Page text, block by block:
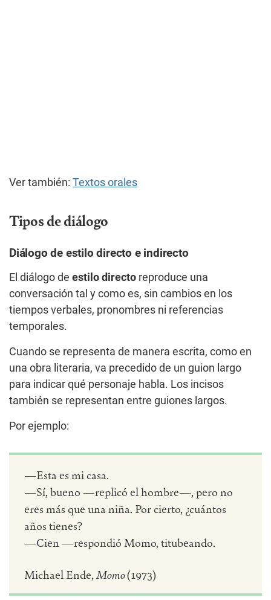
Ver también: Textos orales
Tipos de diálogo
Diálogo de estilo directo e indirecto
El diálogo de estilo directo reproduce una
conversación tal y como es, sin cambios en los
tiempos verbales, pronombres ni referencias
temporales.
Cuando se representa de manera escrita, como en
una obra literaria, va precedido de un guion largo
para indicar qué personaje habla. Los incisos
también se representan entre guiones largos.
Por ejemplo:
—Esta es mi casa.
—Sí, bueno —replicó el hombre—, pero no
eres más que una niña. Por cierto, ¿cuántos
años tienes?
—Cien —respondió Momo, titubeando.
Michael Ende, Momo(1973)